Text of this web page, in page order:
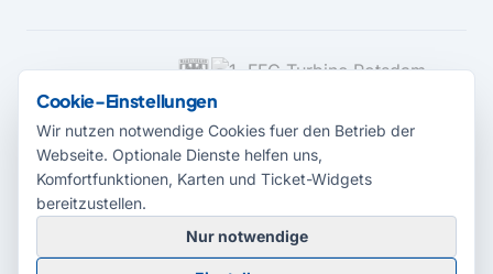
MEDIENPARTNER
© 2026 Radio Potsdam. Webseite entwickelt durch dieMedienagentur
Cookie-Einstellungen
Wir nutzen notwendige Cookies fuer den Betrieb der
Webseite. Optionale Dienste helfen uns,
Komfortfunktionen, Karten und Ticket-Widgets
bereitzustellen.
Nur notwendige